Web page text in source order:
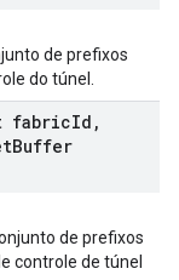
de prefixos
do túnel.
fabricId ,
Buffer
de prefixos
controle de túnel